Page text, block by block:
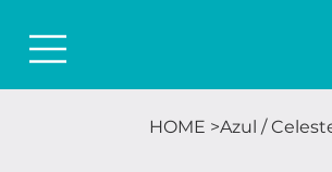
HOME >Azul /